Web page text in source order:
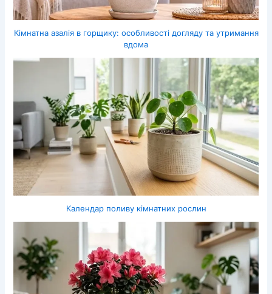
Кімнатна азалія в горщику: особливості догляду та утримання
вдома
Календар поливу кімнатних рослин